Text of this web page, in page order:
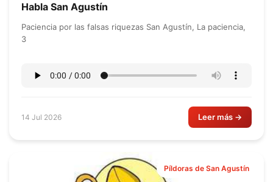
Habla San Agustín
Paciencia por las falsas riquezas San Agustín, La paciencia,
3
14 Jul 2026 Leer más →
Píldoras de San Agustín